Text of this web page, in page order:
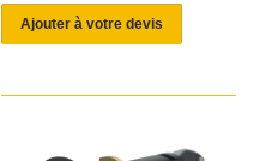
Ajouter à votre devis